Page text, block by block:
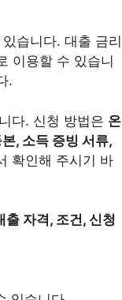
습니다. 대출 금리
이용할 수 있습니
.
다. 신청 방법은 온
, 소득 증빙 서류,
확인해 주시기 바
출 자격, 조건, 신청